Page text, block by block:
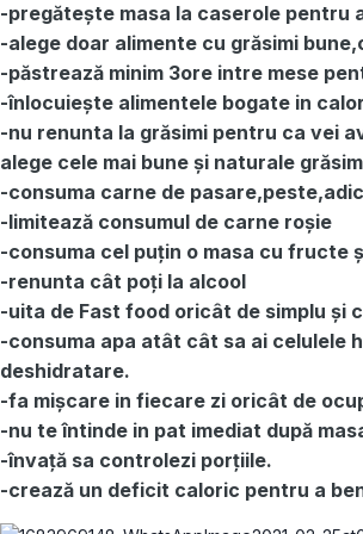
-pregătește masa la caserole pentru
-alege doar alimente cu grăsimi
-păstrează minim 3ore intre mese
-înlocuiește alimentele bogate in
-nu renunta la grăsimi pentru ca vei
alege cele mai bune și naturale
-consuma carne de
-limitează consumul de carne roșie
-consuma cel puțin o masa cu fructe
-renunta cât poți la alcool
-uita de Fast food oricât de simplu și
-consuma apa atât cât sa ai celulele
deshidratare.
-fa mișcare in fiecare zi oricât de
-nu te întinde in pat imediat după
-învață sa controlezi porțiile.
-crează un deficit caloric pentru a